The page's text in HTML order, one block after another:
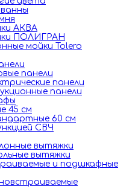
АКВА
ПОЛИГРАН
мойки Tolero
панели
панели
панели
45 см
60 см
СВЧ
вытяжки
вытяжки
и подшкафные